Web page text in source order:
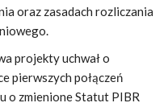
oraz zasadach rozliczania
projekty uchwał o
pierwszych połączeń
o zmienione Statut PIBR